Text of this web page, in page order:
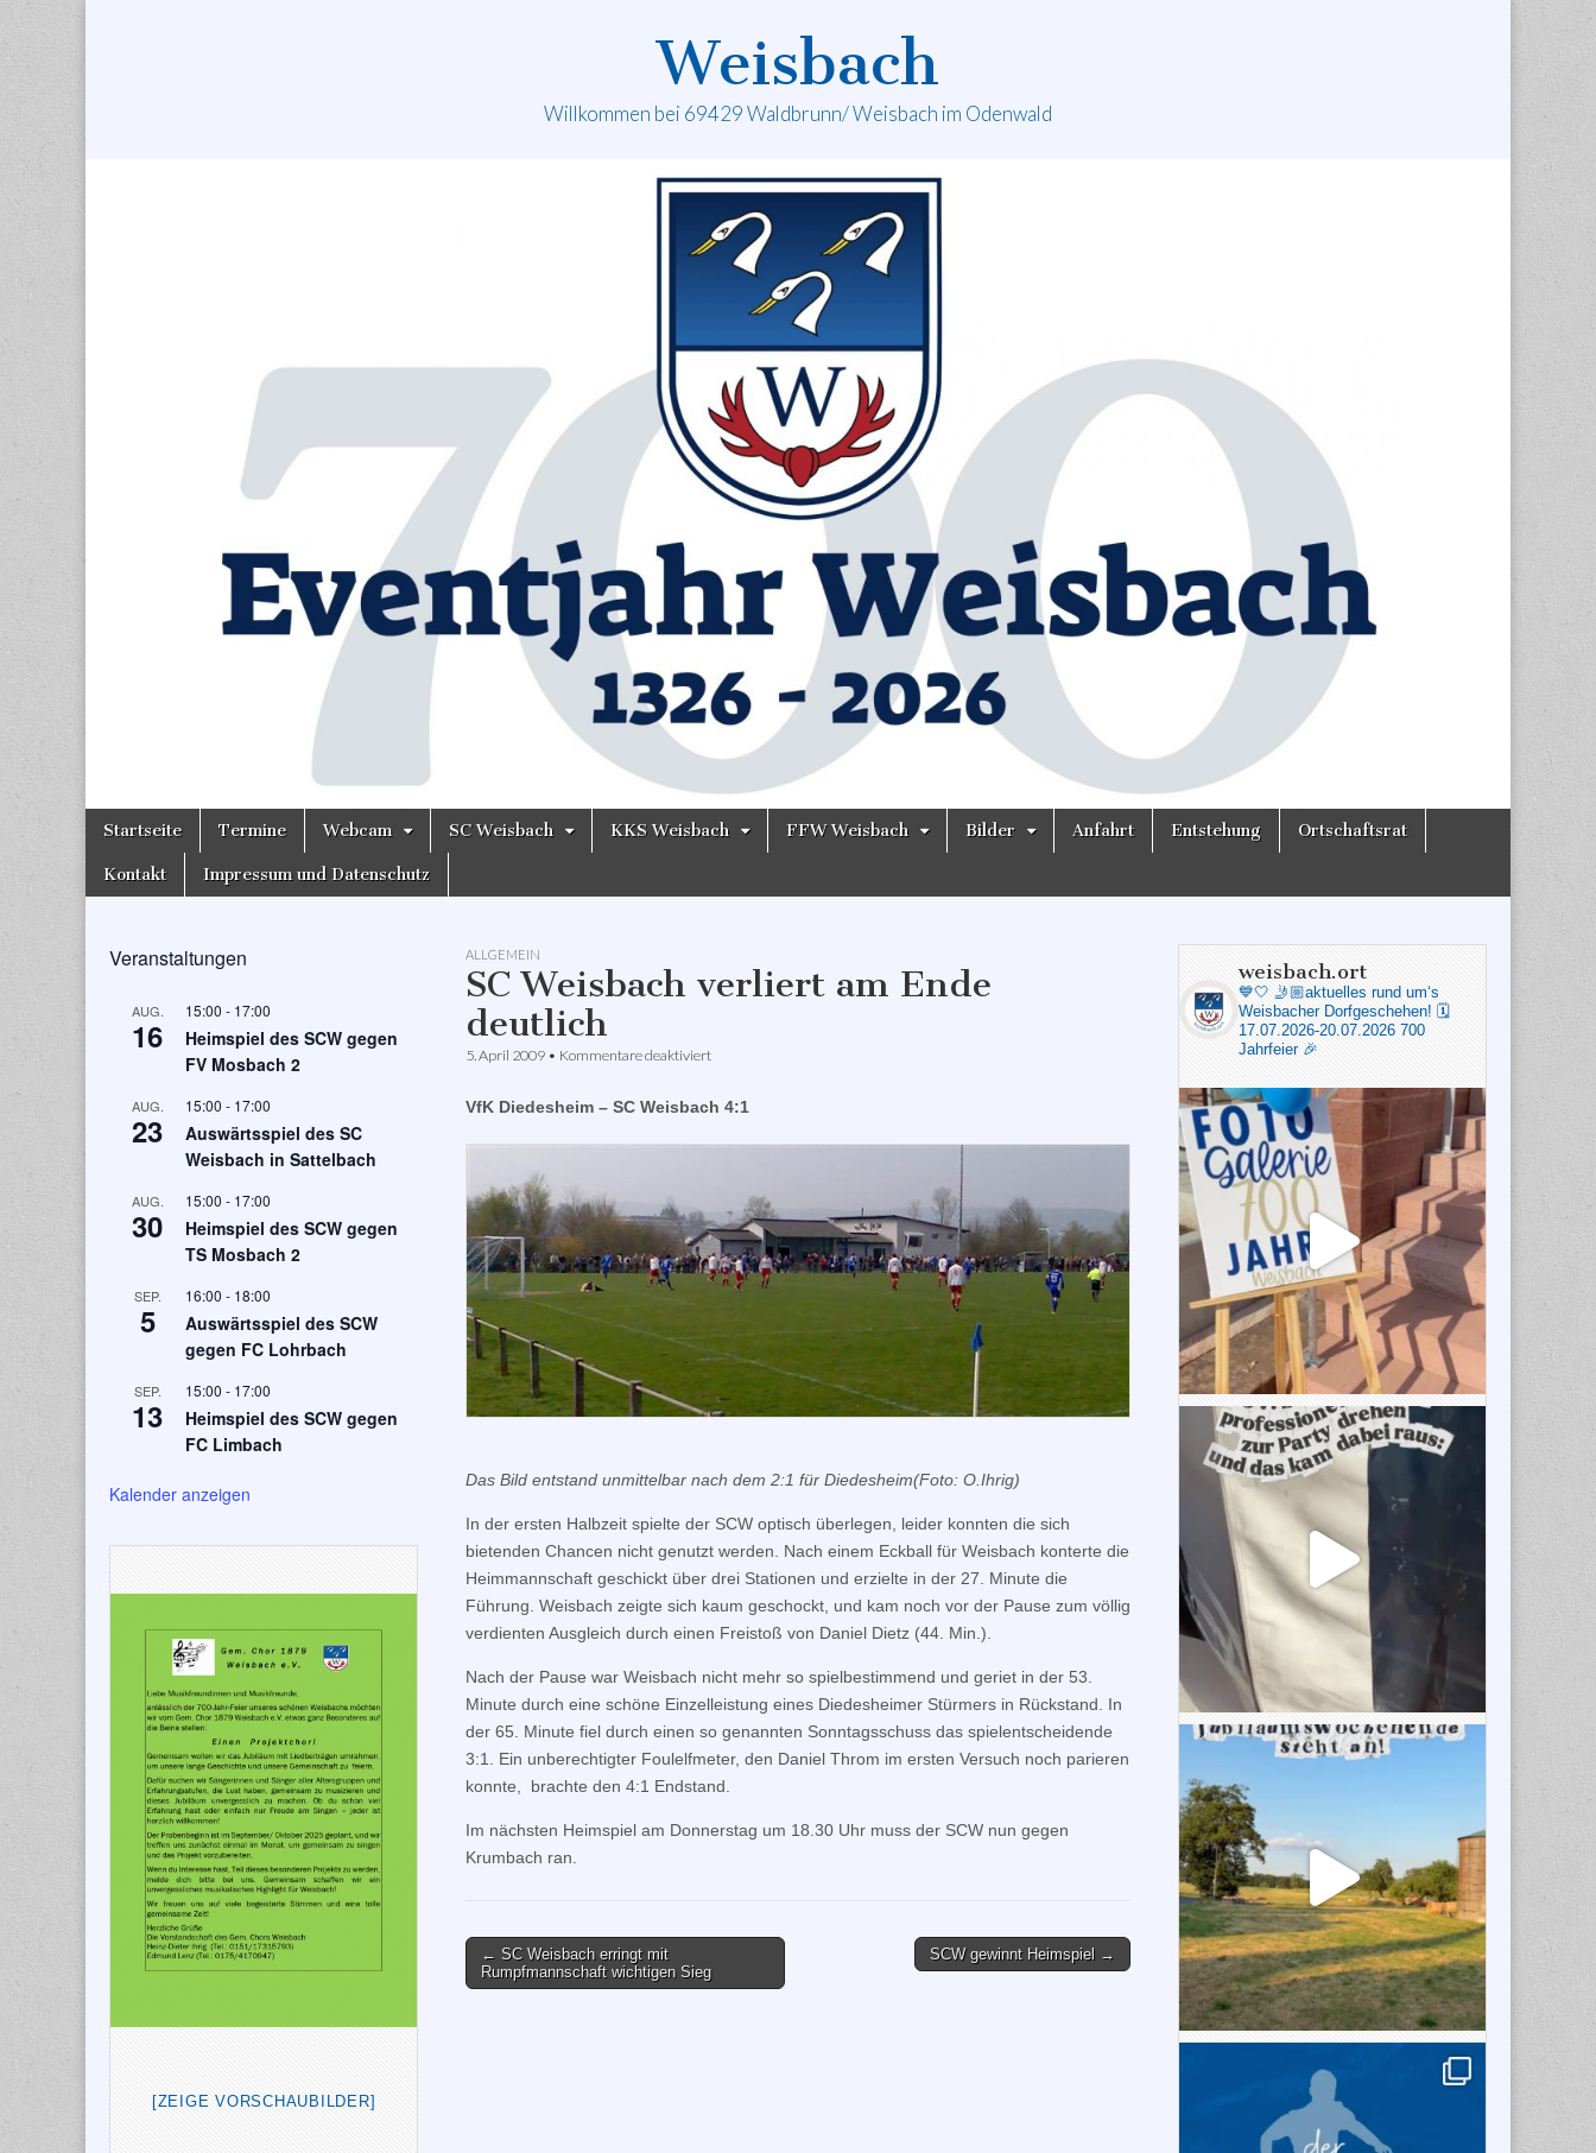
Weisbach
Willkommen bei 69429 Waldbrunn/ Weisbach im Odenwald
Main
Skip
content
Startseite Termine Webcam SC Weisbach KKS Weisbach FFW Weisbach Bilder Anfahrt Entstehung Ortschaftsrat
Kontakt Impressum und Datenschutz
ALLGEMEIN
SC Weisbach verliert am Ende
deutlich
5. April 2009 • Kommentare deaktiviertfür
verliert
Ende
VfK Diedesheim – SC Weisbach 4:1
Das Bild entstand unmittelbar nach dem 2:1 für Diedesheim(Foto: O.Ihrig)
In der ersten Halbzeit spielte der SCW optisch überlegen, leider konnten die sich
bietenden Chancen nicht genutzt werden. Nach einem Eckball für Weisbach konterte die
Heimmannschaft geschickt über drei Stationen und erzielte in der 27. Minute die
Führung. Weisbach zeigte sich kaum geschockt, und kam noch vor der Pause zum völlig
verdienten Ausgleich durch einen Freistoß von Daniel Dietz (44. Min.).
Nach der Pause war Weisbach nicht mehr so spielbestimmend und geriet in der 53.
Minute durch eine schöne Einzelleistung eines Diedesheimer Stürmers in Rückstand. In
der 65. Minute fiel durch einen so genannten Sonntagsschuss das spielentscheidende
3:1. Ein unberechtigter Foulelfmeter, den Daniel Throm im ersten Versuch noch parieren
konnte, brachte den 4:1 Endstand.
Im nächsten Heimspiel am Donnerstag um 18.30 Uhr muss der SCW nun gegen
Krumbach ran.
Post
navigation
← SC Weisbach erringt mit
Rumpfmannschaft wichtigen Sieg
SCW gewinnt Heimspiel →
Veranstaltungen
AUG.
16
15:00 - 17:00
Heimspiel des SCW gegen
FV Mosbach 2
AUG.
23
15:00 - 17:00
Auswärtsspiel des SC
Weisbach in Sattelbach
AUG.
30
15:00 - 17:00
Heimspiel des SCW gegen
TS Mosbach 2
SEP.
5
16:00 - 18:00
Auswärtsspiel des SCW
gegen FC Lohrbach
SEP.
13
15:00 - 17:00
Heimspiel des SCW gegen
FC Limbach
Kalender anzeigen
[ZEIGE VORSCHAUBILDER]
weisbach.ort
💙🤍 🤳🏼aktuelles rund um‘s
Weisbacher Dorfgeschehen! 🗓️
17.07.2026-20.07.2026 700
Jahrfeier 🎉